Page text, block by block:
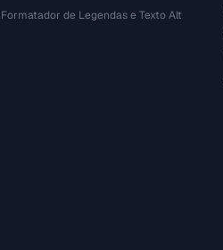
Formatador de Legendas e Texto Alt